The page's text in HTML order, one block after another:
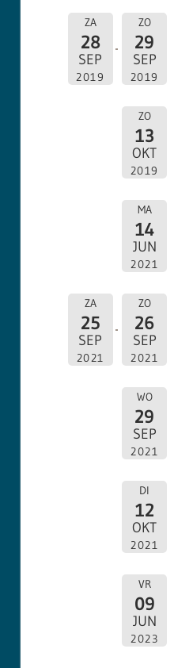
ZA
28
SEP
2019
ZO
29
SEP
2019
ZO
13
OKT
2019
MA
14
JUN
2021
ZA
25
SEP
2021
ZO
26
SEP
2021
WO
29
SEP
2021
DI
12
OKT
2021
VR
09
JUN
2023